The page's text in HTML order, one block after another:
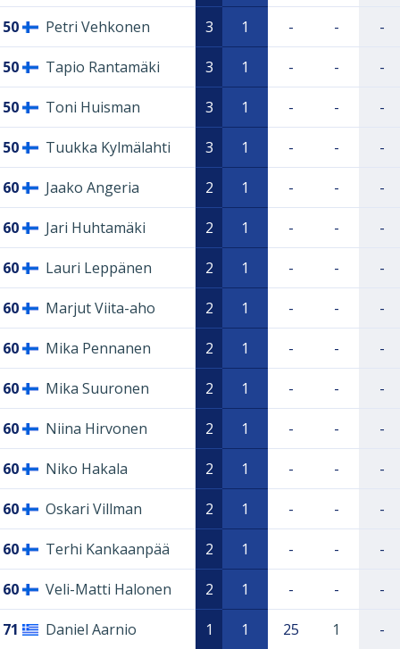
50 Petri Vehkonen 3 1 - - -
50 Tapio Rantamäki 3 1 - - -
50 Toni Huisman 3 1 - - -
50 Tuukka Kylmälahti 3 1 - - -
60 Jaako Angeria 2 1 - - -
60 Jari Huhtamäki 2 1 - - -
60 Lauri Leppänen 2 1 - - -
60 Marjut Viita-aho 2 1 - - -
60 Mika Pennanen 2 1 - - -
60 Mika Suuronen 2 1 - - -
60 Niina Hirvonen 2 1 - - -
60 Niko Hakala 2 1 - - -
60 Oskari Villman 2 1 - - -
60 Terhi Kankaanpää 2 1 - - -
60 Veli-Matti Halonen 2 1 - - -
71 Daniel Aarnio 1 1 25 1 -